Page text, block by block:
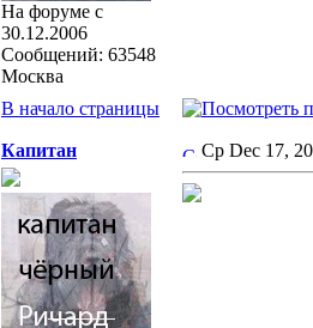
На форуме с
30.12.2006
Сообщений: 63548
Москва
В начало страницы
Капитан Ср Dec 17,